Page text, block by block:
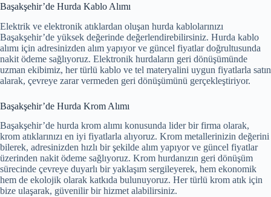
Başakşehir’de Hurda Kablo Alımı
Elektrik ve elektronik atıklardan oluşan hurda kablolarınızı
Başakşehir’de yüksek değerinde değerlendirebilirsiniz. Hurda kablo
alımı için adresinizden alım yapıyor ve güncel fiyatlar doğrultusunda
nakit ödeme sağlıyoruz. Elektronik hurdaların geri dönüşümünde
uzman ekibimiz, her türlü kablo ve tel materyalini uygun fiyatlarla satın
alarak, çevreye zarar vermeden geri dönüşümünü gerçekleştiriyor.
Başakşehir’de Hurda Krom Alımı
Başakşehir’de hurda krom alımı konusunda lider bir firma olarak,
krom atıklarınızı en iyi fiyatlarla alıyoruz. Krom metallerinizin değerini
bilerek, adresinizden hızlı bir şekilde alım yapıyor ve güncel fiyatlar
üzerinden nakit ödeme sağlıyoruz. Krom hurdanızın geri dönüşüm
sürecinde çevreye duyarlı bir yaklaşım sergileyerek, hem ekonomik
hem de ekolojik olarak katkıda bulunuyoruz. Her türlü krom atık için
bize ulaşarak, güvenilir bir hizmet alabilirsiniz.